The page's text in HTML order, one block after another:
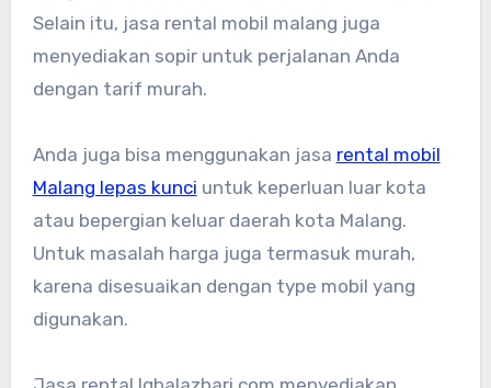
Selain itu, jasa rental mobil malang juga
menyediakan sopir untuk perjalanan Anda
dengan tarif murah.
Anda juga bisa menggunakan jasa rental mobil
Malang lepas kunci untuk keperluan luar kota
atau bepergian keluar daerah kota Malang.
Untuk masalah harga juga termasuk murah,
karena disesuaikan dengan type mobil yang
digunakan.